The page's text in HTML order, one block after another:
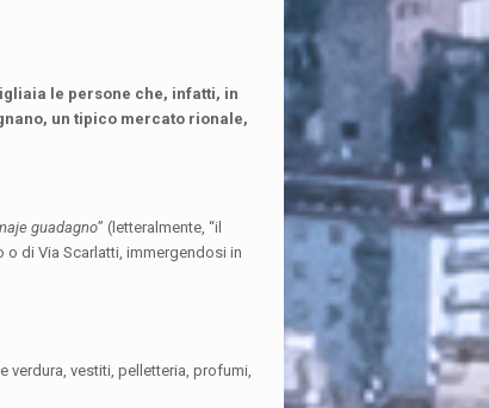
le persone che, infatti, in
un tipico mercato rionale,
guadagno” (letteralmente, “il
di Via Scarlatti, immergendosi in
verdura, vestiti, pelletteria, profumi,